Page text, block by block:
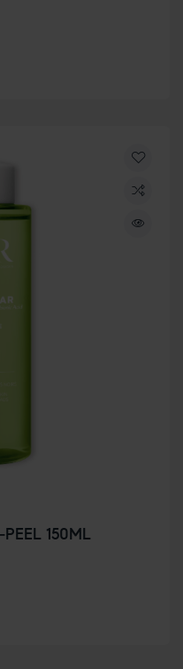
150ML